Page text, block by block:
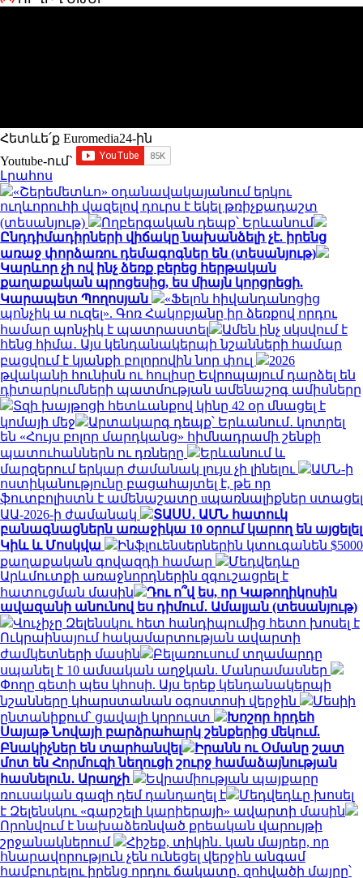
Հետևե՛ք Euromedia24-ին
Youtube-ում`
Լրահոս
«Շերեմետևո» օդանավակայանում երկու
ուղևորուհի վազելով դուրս է եկել թռիչքադաշտ
(տեսանյութ)
Ողբերգական դեպք՝ Երևանում
Ընդդիմադիրների վիճակը նախանձելի չէ. իրենց
առաջ փորձառու դեմագոգներ են (տեսանյութ)
Կարևոր չի ով ինչ ձեռք բերեց հերթական
քաղաքական պրոցեսից, ես միայն կորցրեցի.
Կարապետ Պողոսյան
«Ֆելոն հիվանդանոցից
պոնչիկ ա ուզել». Գոռ Հակոբյանը իր ձեռքով որդու
համար պոնչիկ է պատրաստել
Ամեն ինչ սկսվում է
հենց հիմա․ Այս կենդանակերպի նշանների համար
բացվում է կյանքի բոլորովին նոր փուլ
2026
թվականի հունիսն ու հուլիսը Եվրոպայում դարձել են
դիտարկումների պատմության ամենաշոգ ամիսները
Տզի խայթոցի հետևանքով կինը 42 օր մնացել է
կոմայի մեջ
Արտակարգ դեպք՝ Երևանում․ կոտրել
են «Հույս բոլոր մարդկանց» հիմնադրամի շենքի
պատուհաններն ու դռները
Երևանում և
մարզերում երկար ժամանակ լույս չի լինելու
ԱՄՆ-ի
ոստիկանությունը բացահայտել է, թե որ
ֆուտբոլիստն է ամենաշատը uպառնալիքներ ստացել
ԱԱ-2026-ի ժամանակ
ՏԱՍՍ․ ԱՄՆ հատուկ
բանագնացներն առաջիկա 10 օրում կարող են այցելել
Կիև և Մոսկվա
Ինֆլուենսերներին կտուգանեն $5000
քաղաքական գովազդի համար
Մեդվեդևը
Արևմուտքի առաջնորդներին զգուշացրել է
հատուցման մասին
Դու ո՞վ ես, որ Կաթողիկոսին
ավազանի անունով ես դիմում․ Ամալյան (տեսանյութ)
Վուչիչը Զելենսկու հետ հանդիպումից հետո խոսել է
Ուկրաինայում հակամարտության ավարտի
ժամկետների մասին
Բելառուսում տղամարդը
սպանել է 10 ամսական աղջկան. Մանրամասներ
Փողը գետի պես կհոսի. Այս երեք կենդանակերպի
նշանները կհարստանան օգոստոսի վերջին
Մեսիի
ընտանիքում՝ ցավալի կորուստ
Խոշոր հրդեհ
Սայաթ Նովայի բարձրահարկ շենքերից մեկում.
Բնակիչներ են տարհանվել
Իրանն ու Օմանը շատ
մոտ են Հորմուզի նեղուցի շուրջ համաձայնության
հասնելուն․ Արաղչի
Եվրամիության պայքարը
ռուսական գազի դեմ դանդաղել է
Մեդվեդևը խոսել
է Զելենսկու «գարշելի կարիերայի» ավարտի մասին
Որոնվում է նախաձեռնված քրեական վարույթի
շրջանակներում
Հիշեք, տիկին․ կան մայրեր, որ
հնարավորություն չեն ունեցել վերջին անգամ
համբուրելու իրենց որդու ճակատը. զոհվածի մայրը՝